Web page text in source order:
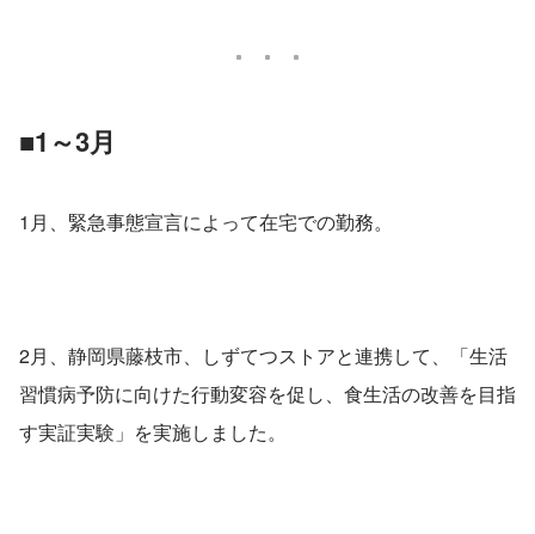
■1～3月
1月、緊急事態宣言によって在宅での勤務。
2月、静岡県藤枝市、しずてつストアと連携して、「生活
習慣病予防に向けた行動変容を促し、食生活の改善を目指
す実証実験」を実施しました。